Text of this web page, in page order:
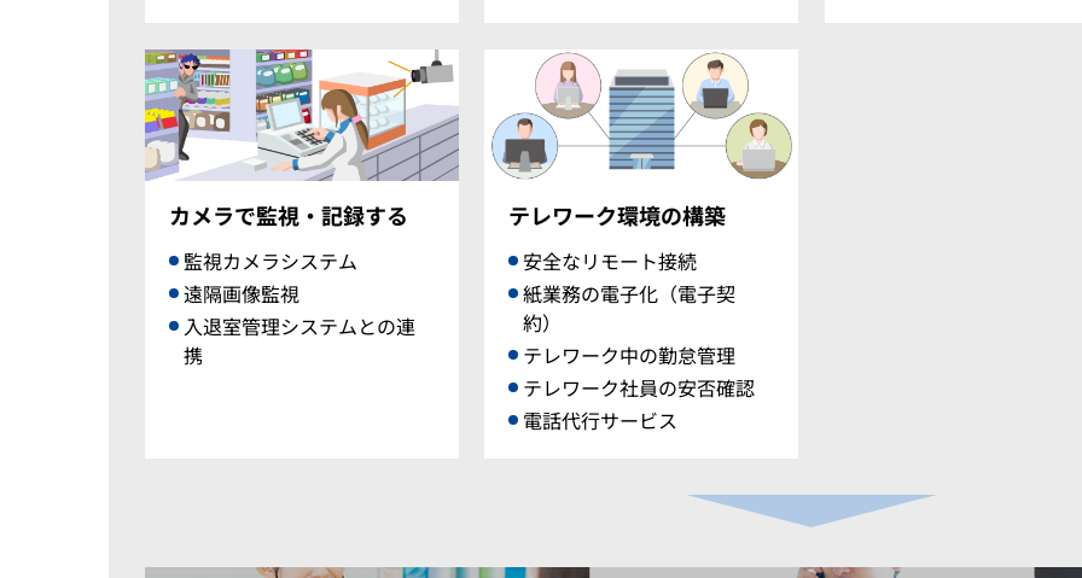
カメラで監視・記録する
監視カメラシステム
遠隔画像監視
入退室管理システムとの連
携
テレワーク環境の構築
安全なリモート接続
紙業務の電子化（電子契
約）
テレワーク中の勤怠管理
テレワーク社員の安否確認
電話代行サービス